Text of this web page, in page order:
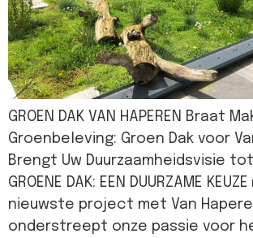
GROEN DAK VAN HAPEREN Braat
Groenbeleving: Groen Dak voor
Brengt Uw Duurzaamheidsvisie tot
GROENE DAK: EEN DUURZAME
nieuwste project met Van
onderstreept onze passie voor